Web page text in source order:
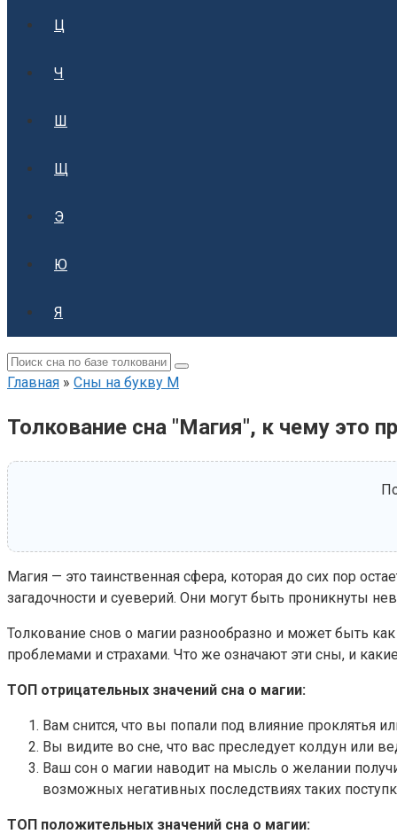
Ц
Ч
Ш
Щ
Э
Ю
Я
Поиск:
Главная » Сны на букву М
Толкование сна "Магия", к чему это
Магия — это таинственная сфера, которая до сих пор
загадочности и суеверий. Они могут быть проникнуты
Толкование снов о магии разнообразно и может быть
проблемами и страхами. Что же означают эти сны, и
ТОП отрицательных значений сна о магии:
Вам снится, что вы попали под влияние проклятья
Вы видите во сне, что вас преследует колдун или
Ваш сон о магии наводит на мысль о желании
возможных негативных последствиях таких
ТОП положительных значений сна о магии: